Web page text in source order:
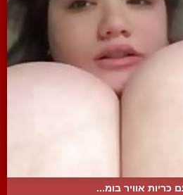
כריות אוויר בומ...